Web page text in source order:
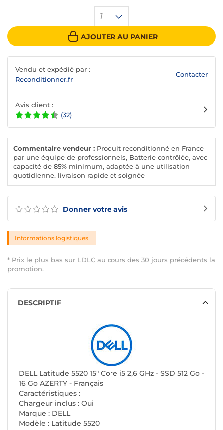
Donner votre avis
1
AJOUTER AU PANIER
* Prix le plus bas sur LDLC au cours des 30 jours précédents la
promotion.
Vendu et expédié par :
Reconditionner.fr
Contacter
Avis client :
(32)
Commentaire vendeur : Produit reconditionné en France
par une équipe de professionnels, Batterie contrôlée, avec
capacité de 85% minimum, adaptée à une utilisation
quotidienne. livraison rapide et soignée
Informations logistiques
DESCRIPTIF
DELL Latitude 5520 15" Core i5 2,6 GHz - SSD 512 Go -
16 Go AZERTY - Français
Caractéristiques :
Chargeur inclus : Oui
Marque : DELL
Modèle : Latitude 5520